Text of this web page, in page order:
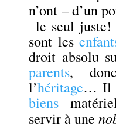
n’ont – d’un
le seul
sont les
droit absolu
parents,
l’héritage… Il
biens
servir à une